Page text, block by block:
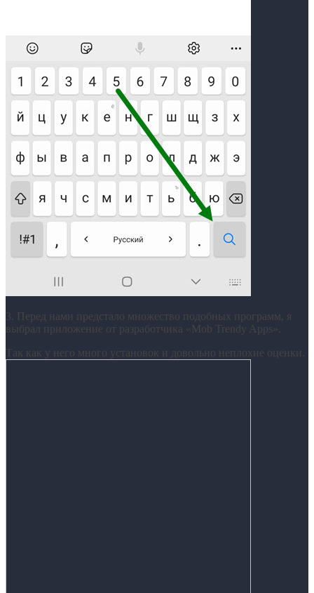
3. Перед нами предстало множество подобных программ, я
выбрал приложение от разработчика «Mob Trendy Apps».
Так как у него много установок и довольно неплохие оценки.